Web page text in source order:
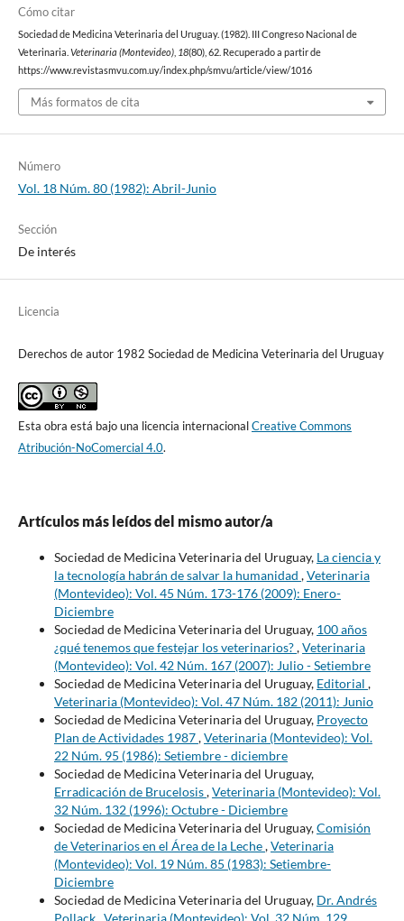
Cómo citar
Sociedad de Medicina Veterinaria del Uruguay. (1982). III Congreso Nacional de
Veterinaria. Veterinaria (Montevideo), 18(80), 62. Recuperado a partir de
https://www.revistasmvu.com.uy/index.php/smvu/article/view/1016
Más formatos de cita
Número
Vol. 18 Núm. 80 (1982): Abril-Junio
Sección
De interés
Licencia
Derechos de autor 1982 Sociedad de Medicina Veterinaria del Uruguay
Esta obra está bajo una licencia internacionalCreative Commons
Atribución-NoComercial 4.0.
Artículos más leídos del mismo autor/a
Sociedad de Medicina Veterinaria del Uruguay, La ciencia y
la tecnología habrán de salvar la humanidad ,Veterinaria
(Montevideo): Vol. 45 Núm. 173-176 (2009): Enero-
Diciembre
Sociedad de Medicina Veterinaria del Uruguay, 100 años
¿qué tenemos que festejar los veterinarios?,Veterinaria
(Montevideo): Vol. 42 Núm. 167 (2007): Julio - Setiembre
Sociedad de Medicina Veterinaria del Uruguay, Editorial ,
Veterinaria (Montevideo): Vol. 47 Núm. 182 (2011): Junio
Sociedad de Medicina Veterinaria del Uruguay, Proyecto
Plan de Actividades 1987,Veterinaria (Montevideo): Vol.
22 Núm. 95 (1986): Setiembre - diciembre
Sociedad de Medicina Veterinaria del Uruguay,
Erradicación de Brucelosis,Veterinaria (Montevideo): Vol.
32 Núm. 132 (1996): Octubre - Diciembre
Sociedad de Medicina Veterinaria del Uruguay,Comisión
de Veterinarios en el Área de la Leche,Veterinaria
(Montevideo): Vol. 19 Núm. 85 (1983): Setiembre-
Diciembre
Sociedad de Medicina Veterinaria del Uruguay, Dr. Andrés